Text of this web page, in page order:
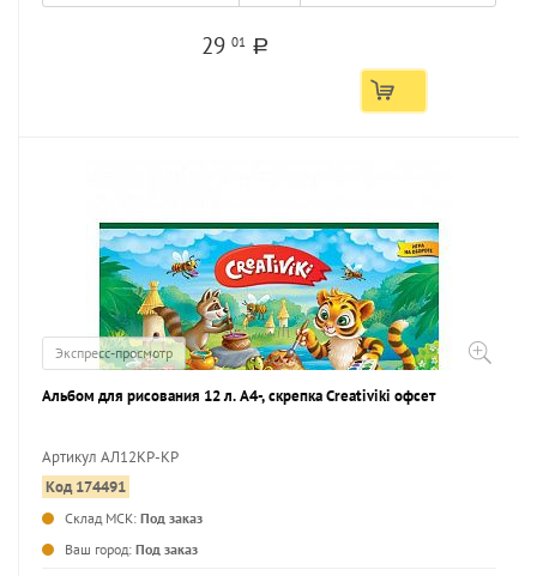
2901 a
Экспресс-просмотр
Альбом для рисования 12 л. А4-, скрепка Creativiki офсет
Артикул АЛ12КР-КР
Код 174491
Склад МСК: Под заказ
Ваш город: Под заказ